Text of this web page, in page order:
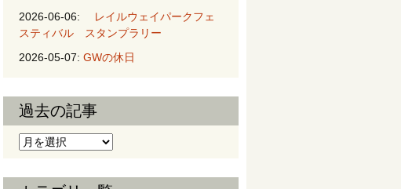
2026-06-06:
レイルウェイパークフェ
スティバル スタンプラリー
2026-05-07: GWの休日
過去の記事
過去の記事